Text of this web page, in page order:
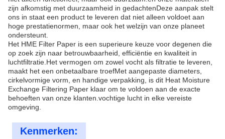
zijn afkomstig met duurzaamheid in gedachtenDeze aanpak stelt
ons in staat een product te leveren dat niet alleen voldoet aan
hoge prestatienormen, maar ook het welzijn van onze planeet
ondersteunt.
Het HME Filter Paper is een superieure keuze voor degenen die
op zoek zijn naar betrouwbaarheid, efficiëntie en kwaliteit in
luchtfiltratie.Het vermogen om zowel vocht als filtratie te leveren,
maakt het een onbetaalbare troefMet aangepaste diameters,
cirkelvormige vorm, en handige verpakking, is dit Heat Moisture
Exchange Filtering Paper klaar om te voldoen aan de exacte
behoeften van onze klanten.vochtige lucht in elke vereiste
omgeving.
Kenmerken: